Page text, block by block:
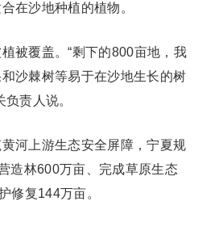
在沙地种植的植物。
覆盖。“剩下的800亩地，我
沙棘树等易于在沙地生长的树
责人说。
上游生态安全屏障，宁夏规
造林600万亩、完成草原生态
修复144万亩。